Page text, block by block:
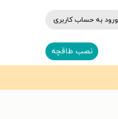
ورود به حساب کاربری
نصب طاقچه